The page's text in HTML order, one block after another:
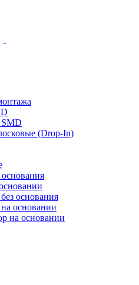
(Drop-In)
основания
основании
на основании